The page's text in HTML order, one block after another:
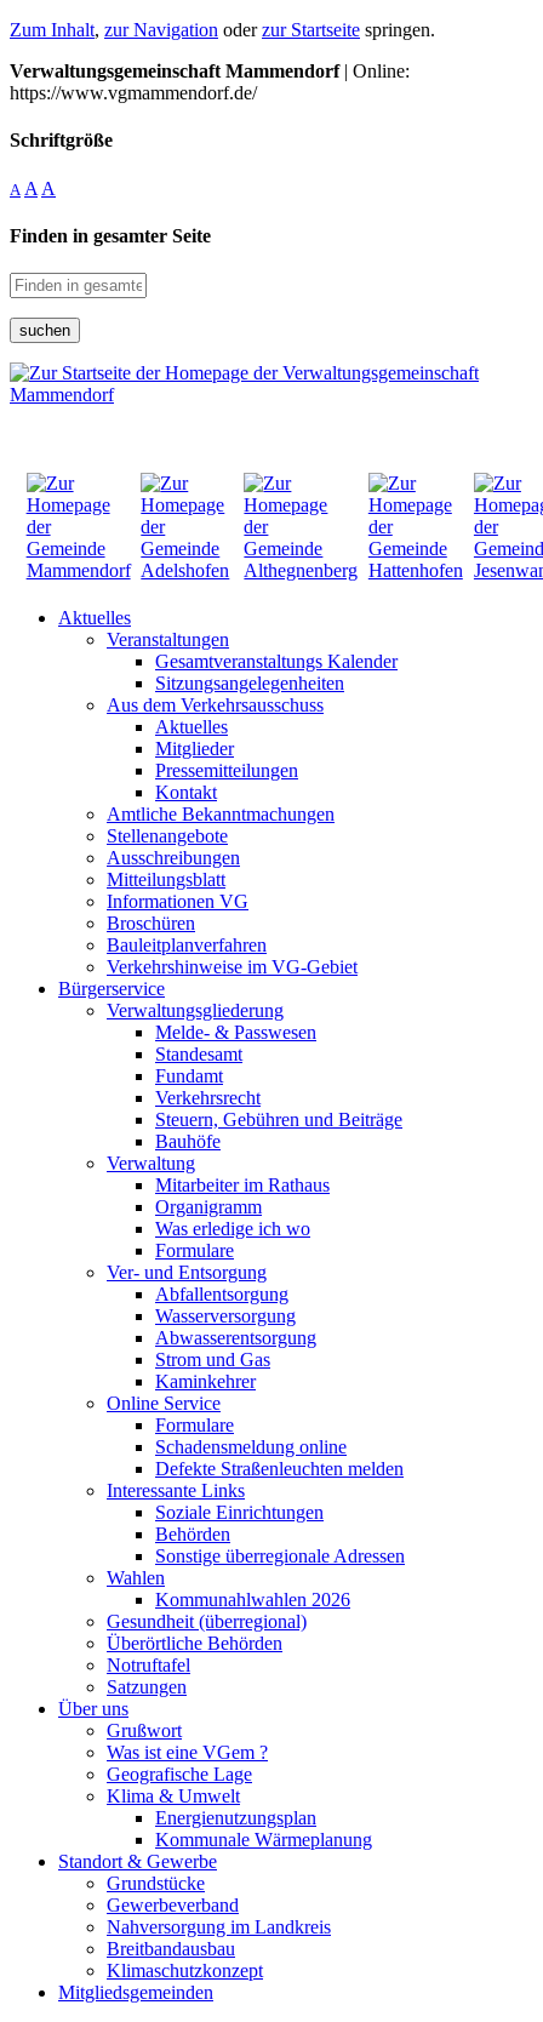
Zum Inhalt, zur Navigation oderzur Startseite springen.
Verwaltungsgemeinschaft Mammendorf| Online:
https://www.vgmammendorf.de/
Schriftgröße
A A A
Finden in gesamter Seite
suchen
Aktuelles
Veranstaltungen
Gesamtveranstaltungs Kalender
Sitzungsangelegenheiten
Aus dem Verkehrsausschuss
Aktuelles
Mitglieder
Pressemitteilungen
Kontakt
Amtliche Bekanntmachungen
Stellenangebote
Ausschreibungen
Mitteilungsblatt
Informationen VG
Broschüren
Bauleitplanverfahren
Verkehrshinweise im VG-Gebiet
Bürgerservice
Verwaltungsgliederung
Melde- & Passwesen
Standesamt
Fundamt
Verkehrsrecht
Steuern, Gebühren und Beiträge
Bauhöfe
Verwaltung
Mitarbeiter im Rathaus
Organigramm
Was erledige ich wo
Formulare
Ver- und Entsorgung
Abfallentsorgung
Wasserversorgung
Abwasserentsorgung
Strom und Gas
Kaminkehrer
Online Service
Formulare
Schadensmeldung online
Defekte Straßenleuchten melden
Interessante Links
Soziale Einrichtungen
Behörden
Sonstige überregionale Adressen
Wahlen
Kommunahlwahlen 2026
Gesundheit (überregional)
Überörtliche Behörden
Notruftafel
Satzungen
Über uns
Grußwort
Was ist eine VGem ?
Geografische Lage
Klima & Umwelt
Energienutzungsplan
Kommunale Wärmeplanung
Standort & Gewerbe
Grundstücke
Gewerbeverband
Nahversorgung im Landkreis
Breitbandausbau
Klimaschutzkonzept
Mitgliedsgemeinden